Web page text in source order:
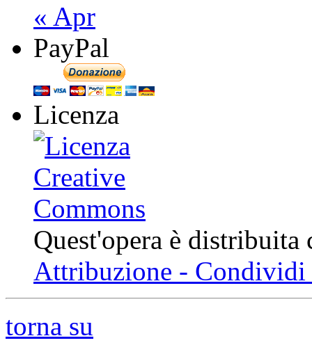
« Apr
PayPal
Licenza
Quest'opera è
Attribuzione - Condividi
torna su